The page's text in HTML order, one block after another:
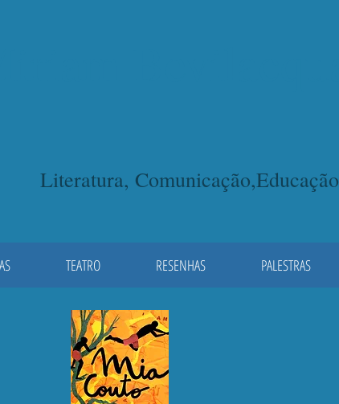
Literatura, Comunicação,Educação
TEATRO RESENHAS PALESTRAS